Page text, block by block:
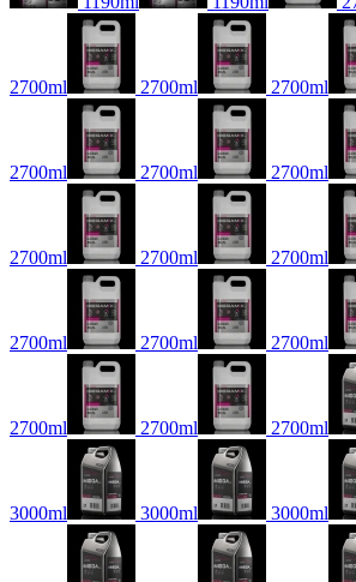
2700ml 2700ml 2700ml
2700ml 2700ml 2700ml
2700ml 2700ml 2700ml
2700ml 2700ml 2700ml
2700ml 2700ml 2700ml
3000ml 3000ml 3000ml